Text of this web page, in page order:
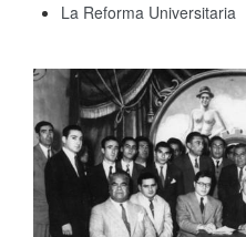
La Reforma Universitaria